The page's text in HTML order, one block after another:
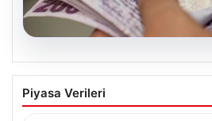
05.08.2026
2026 Kurban Bayramı
İkramiyeleri Ne Zaman
Piyasa Verileri